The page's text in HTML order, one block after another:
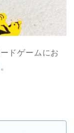
ドゲームにお